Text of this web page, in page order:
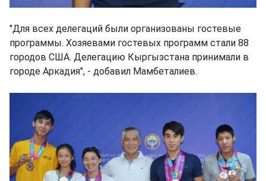
"Для всех делегаций были организованы гостевые
программы. Хозяевами гостевых программ стали 88
городов США. Делегацию Кыргызстана принимали в
городе Аркадия", - добавил Мамбеталиев.